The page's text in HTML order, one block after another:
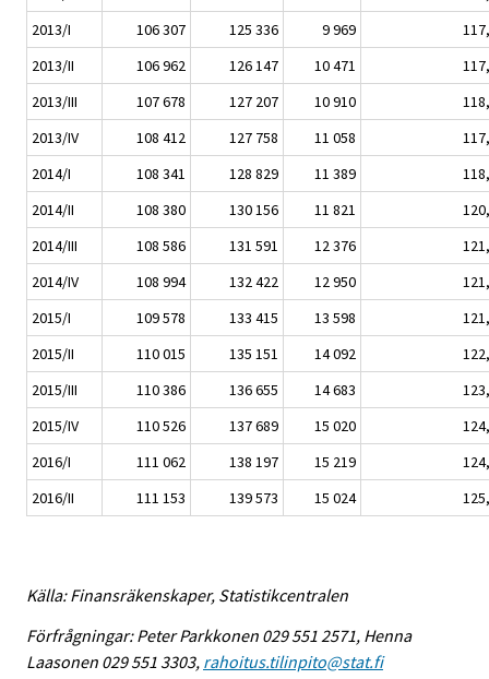
2013/I
106 307 125 336 9 969
2013/II
106 962 126 147 10 471
2013/III
107 678 127 207 10 910
2013/IV
108 412 127 758 11 058
2014/I
108 341 128 829 11 389
2014/II
108 380 130 156 11 821
2014/III
108 586 131 591 12 376
2014/IV
108 994 132 422 12 950
2015/I
109 578 133 415 13 598
2015/II
110 015 135 151 14 092
2015/III
110 386 136 655 14 683
2015/IV
110 526 137 689 15 020
2016/I
111 062 138 197 15 219
2016/II
111 153 139 573 15 024
Källa: Finansräkenskaper, Statistikcentralen
Förfrågningar: Peter Parkkonen 029 551 2571, Henna
Laasonen 029 551 3303, rahoitus.tilinpito@stat.fi